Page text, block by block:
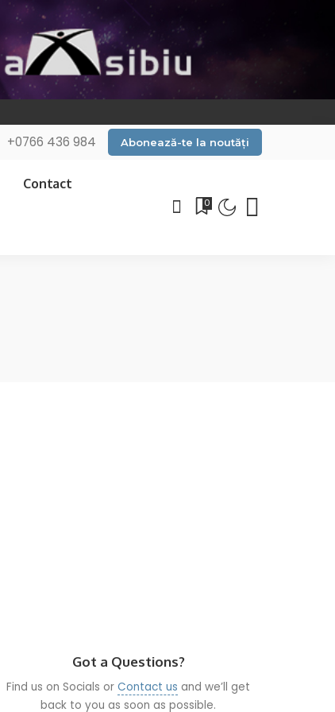
+0766 436 984 Abonează-te la noutăți
Contact
0
Got a Questions?
Find us on Socials orContact us and we’ll get
back to you as soon as possible.